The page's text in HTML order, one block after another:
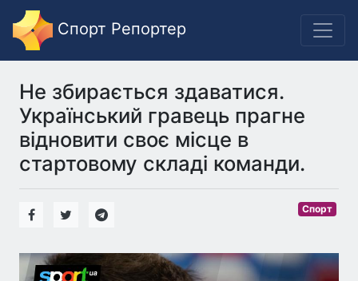
Спорт Репортер
Не збирається здаватися.
Український гравець прагне
відновити своє місце в
стартовому складі команди.
Спорт